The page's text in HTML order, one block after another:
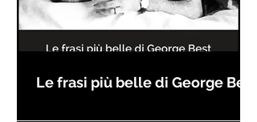
Le frasi più belle di George Best